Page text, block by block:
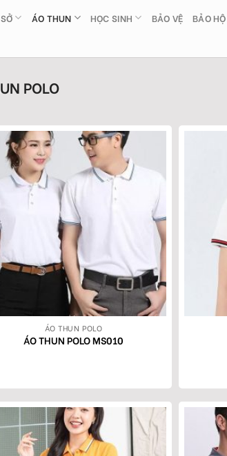
ÁO THUN HỌC SINH BẢO VỆ BẢO HỘ
POLO
ÁO THUN POLO
ÁO THUN POLO MS010